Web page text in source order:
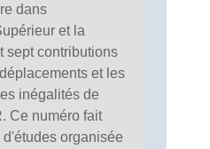
dans
et la
sept contributions
et les
inégalités de
Ce numéro fait
organisée